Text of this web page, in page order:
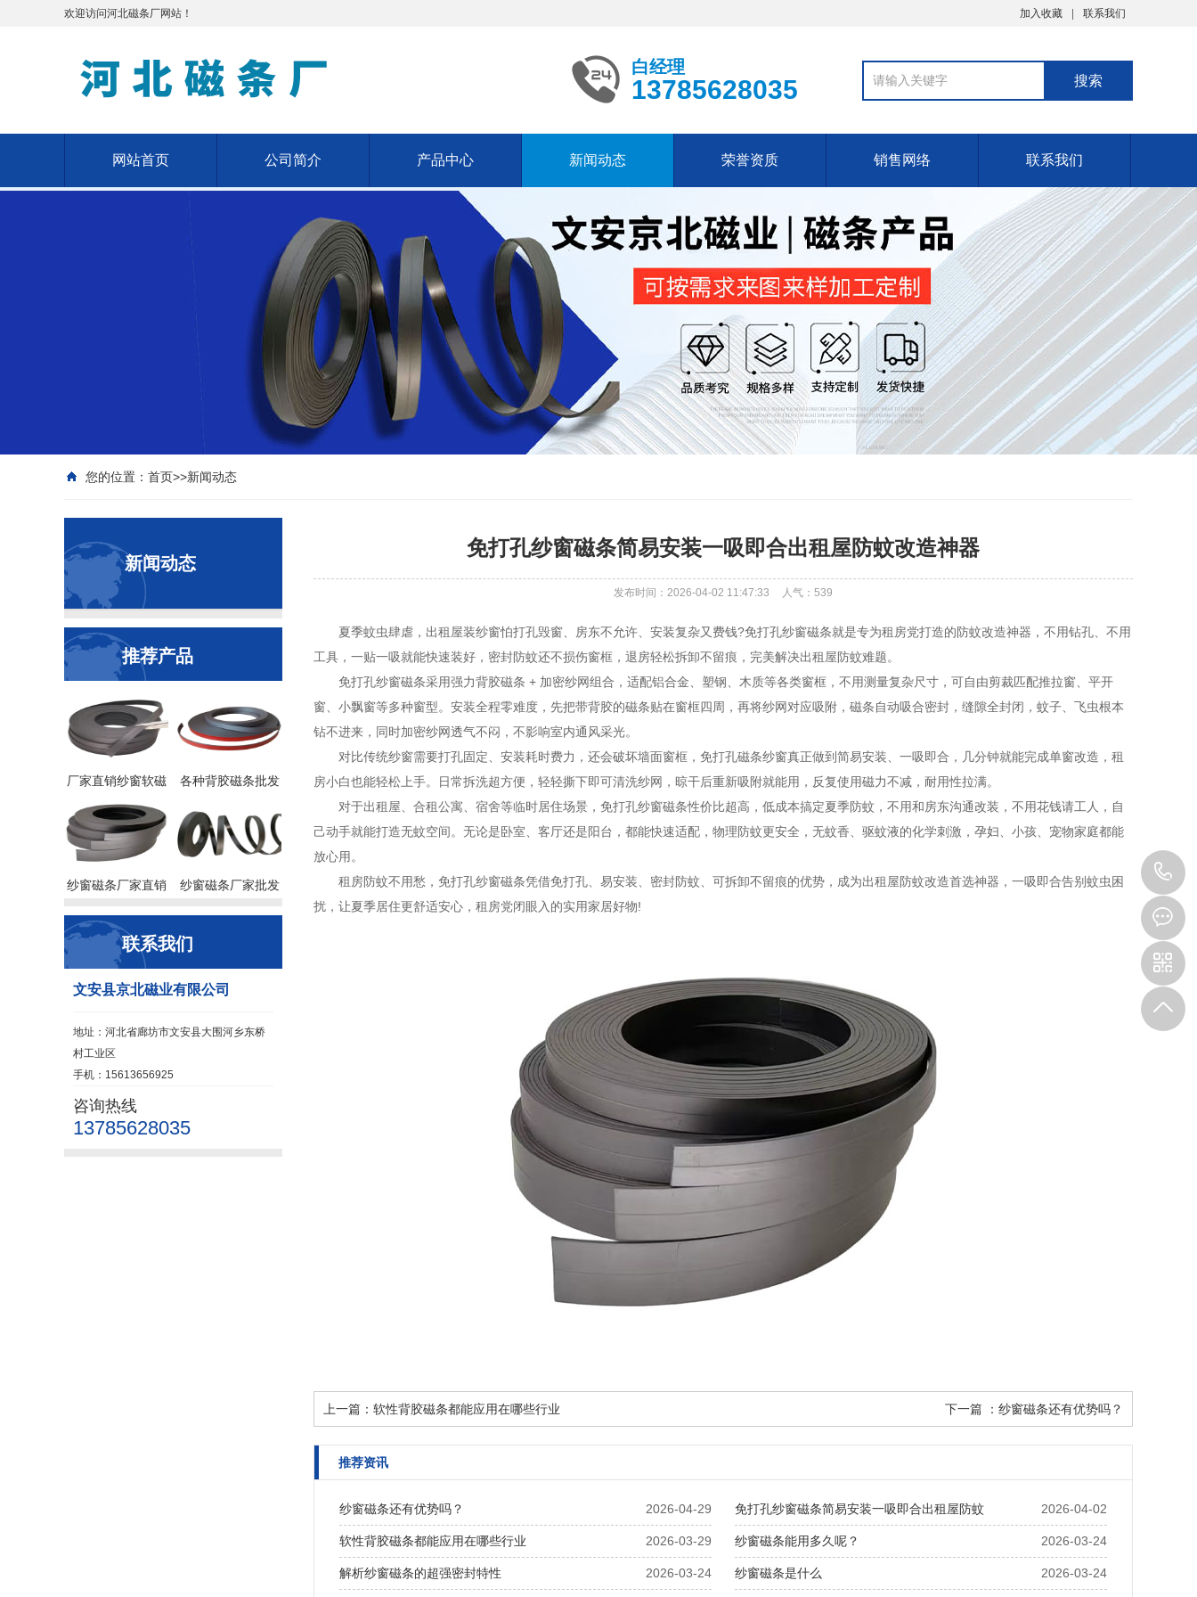
欢迎访问河北磁条厂网站！ 加入收藏 联系我们
白经理
13785628035
网站首页 公司简介 产品中心 新闻动态 荣誉资质 销售网络 联系我们
您的位置： 首页>>新闻动态
新闻动态
推荐产品
厂家直销纱窗软磁 各种背胶磁条批发
纱窗磁条厂家直销 纱窗磁条厂家批发
联系我们
文安县京北磁业有限公司
地址：河北省廊坊市文安县大围河乡东桥
村工业区
手机：15613656925
咨询热线
13785628035
免打孔纱窗磁条简易安装一吸即合出租屋防蚊改造神器
发布时间：2026-04-02 11:47:33 人气： 539
夏季蚊虫肆虐，出租屋装纱窗怕打孔毁窗、房东不允许、安装复杂又费钱?免打孔纱窗磁条就是专为租房党打造的防蚊改造神器，不用钻孔、不用
工具，一贴一吸就能快速装好，密封防蚊还不损伤窗框，退房轻松拆卸不留痕，完美解决出租屋防蚊难题。
免打孔纱窗磁条采用强力背胶磁条 + 加密纱网组合，适配铝合金、塑钢、木质等各类窗框，不用测量复杂尺寸，可自由剪裁匹配推拉窗、平开
窗、小飘窗等多种窗型。安装全程零难度，先把带背胶的磁条贴在窗框四周，再将纱网对应吸附，磁条自动吸合密封，缝隙全封闭，蚊子、飞虫根本
钻不进来，同时加密纱网透气不闷，不影响室内通风采光。
对比传统纱窗需要打孔固定、安装耗时费力，还会破坏墙面窗框，免打孔磁条纱窗真正做到简易安装、一吸即合，几分钟就能完成单窗改造，租
房小白也能轻松上手。日常拆洗超方便，轻轻撕下即可清洗纱网，晾干后重新吸附就能用，反复使用磁力不减，耐用性拉满。
对于出租屋、合租公寓、宿舍等临时居住场景，免打孔纱窗磁条性价比超高，低成本搞定夏季防蚊，不用和房东沟通改装，不用花钱请工人，自
己动手就能打造无蚊空间。无论是卧室、客厅还是阳台，都能快速适配，物理防蚊更安全，无蚊香、驱蚊液的化学刺激，孕妇、小孩、宠物家庭都能
放心用。
租房防蚊不用愁，免打孔纱窗磁条凭借免打孔、易安装、密封防蚊、可拆卸不留痕的优势，成为出租屋防蚊改造首选神器，一吸即合告别蚊虫困
扰，让夏季居住更舒适安心，租房党闭眼入的实用家居好物!
上一篇： 软性背胶磁条都能应用在哪些行业 下一篇 ： 纱窗磁条还有优势吗？
推荐资讯
2026-04-29
纱窗磁条还有优势吗？ 2026-04-02
免打孔纱窗磁条简易安装一吸即合出租屋防蚊
2026-03-29
软性背胶磁条都能应用在哪些行业 2026-03-24
纱窗磁条能用多久呢？
2026-03-24
解析纱窗磁条的超强密封特性 2026-03-24
纱窗磁条是什么